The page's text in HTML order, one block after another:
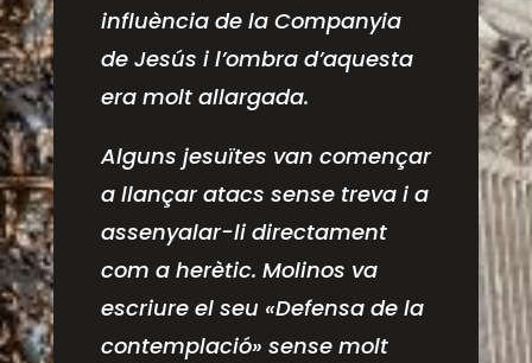
influència de la Companyia
de Jesús i l’ombra d’aquesta
era molt allargada.
Alguns jesuïtes van començar
a llançar atacs sense treva i a
assenyalar-li directament
com a herètic. Molinos va
escriure el seu «Defensa de la
contemplació» sense molt